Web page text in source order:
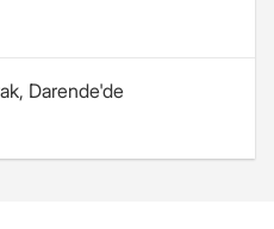
Darende'de